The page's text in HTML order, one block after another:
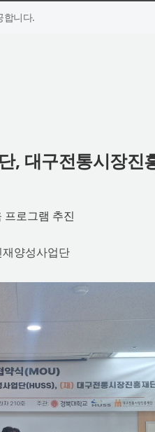
합니다.
, 대구전통시장진
프로그램 추진
양성사업단